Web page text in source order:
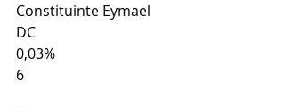
Constituinte Eymael
DC
0,03%
6